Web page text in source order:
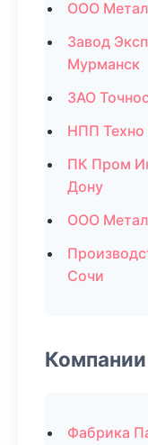
ООО
Завод
Мурманск
ЗАО
НПП
ПК Пром
Дону
ООО
Сочи
Фабрика